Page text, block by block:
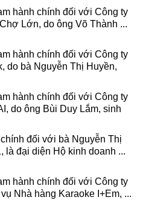
hành chính đối với Công ty
Lớn, do ông Võ Thành ...
hành chính đối với Công ty
do bà Nguyễn Thị Huyền,
hành chính đối với Công ty
do ông Bùi Duy Lắm, sinh
đối với bà Nguyễn Thị
là đại diện Hộ kinh doanh ...
hành chính đối với Công ty
Nhà hàng Karaoke I+Em, ...